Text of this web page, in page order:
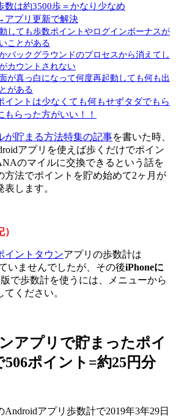
数は約3500歩＝かなり少なめ
プリ更新で解決
しても歩数ポイントやログインボーナスが
ことがある
バックグラウンドのプロセスから消えてし
カウントされない
が真っ白になって何度再起動しても何も出
がある
イントは少なくても何もせずタダでもら
もらった方がいい！！
が貯まる方法特集の記事を書いた時、
アプリを使えば歩くだけでポイン
のマイルに交換できるという話を
方法でポイントを貯め始めて2ヶ月が
します。
イントタウンアプリの歩数計は
いませんでしたが、その後iPhoneに
版で歩数計を使うには、メニューから
てください。
アプリで貯まったポイ
ポイント=約25円分
Androidアプリ歩数計で2019年3年29日